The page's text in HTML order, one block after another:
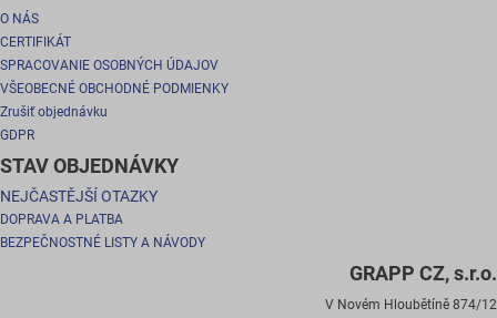
O NÁS
CERTIFIKÁT
SPRACOVANIE OSOBNÝCH ÚDAJOV
VŠEOBECNÉ OBCHODNÉ PODMIENKY
Zrušiť objednávku
GDPR
STAV OBJEDNÁVKY
NEJČASTĚJŠÍ OTAZKY
DOPRAVA A PLATBA
BEZPEČNOSTNÉ LISTY A NÁVODY
GRAPP CZ, s.r.o.
V Novém Hloubětíně 874/12